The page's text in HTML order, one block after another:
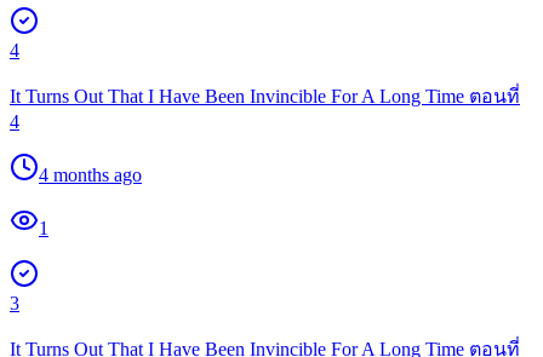
4
It Turns Out That I Have Been Invincible For A Long Time ตอนที่
4
4 months ago
1
3
It Turns Out That I Have Been Invincible For A Long Time ตอนที่